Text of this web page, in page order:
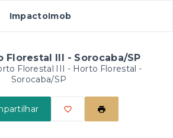
ImpactoImob
Florestal III - Sorocaba/SP
Florestal III - Horto Florestal -
Sorocaba/SP